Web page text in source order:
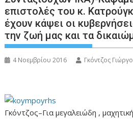
επιστολές του κ.
έχουν κάψει οι
την ζωή μας και τα
4 Νοεμβρίου 2016 Γκόντζος
Γκόντζος–Για μεγαλειώδη ,